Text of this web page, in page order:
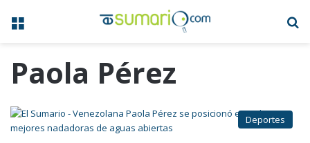
Menú
Paola Pérez
Deportes